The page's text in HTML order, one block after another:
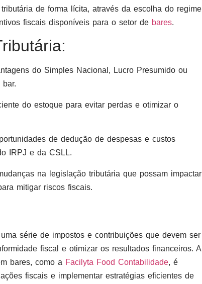
de forma lícita, através da escolha do regime
fiscais disponíveis para o setor de bares.
do Simples Nacional, Lucro Presumido ou
do estoque para evitar perdas e otimizar o
de dedução de despesas e custos
IRPJ e da CSLL.
na legislação tributária que possam impactar
mitigar riscos fiscais.
série de impostos e contribuições que devem ser
fiscal e otimizar os resultados financeiros. A
bares, como a Facilyta Food Contabilidade, é
fiscais e implementar estratégias eficientes de